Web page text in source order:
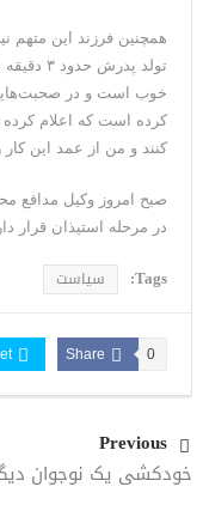
ایران خواهد شد
خبرگزاری سپاه
قشم
تحلیلگر حکومتی:
پابرجاست
منیر به عربستان
مقاله: اپوزیسیون
ایران را می‌گیرد
تولد
خوب است و در
کرده است که اعلام
کنند و من از عمد این
صبح امروز وکیل مدافع
در مرحله استیذان قرار
Tags: سیاست
Share 0
Previous
خودکشی یک نوجوان دیگر ۱۷ ساله در